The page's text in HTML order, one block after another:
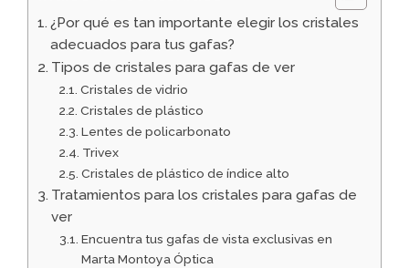
¿Por qué es tan importante elegir los cristales
adecuados para tus gafas?
Tipos de cristales para gafas de ver
Cristales de vidrio
Cristales de plástico
Lentes de policarbonato
Trivex
Cristales de plástico de índice alto
Tratamientos para los cristales para gafas de
ver
Encuentra tus gafas de vista exclusivas en
Marta Montoya Óptica